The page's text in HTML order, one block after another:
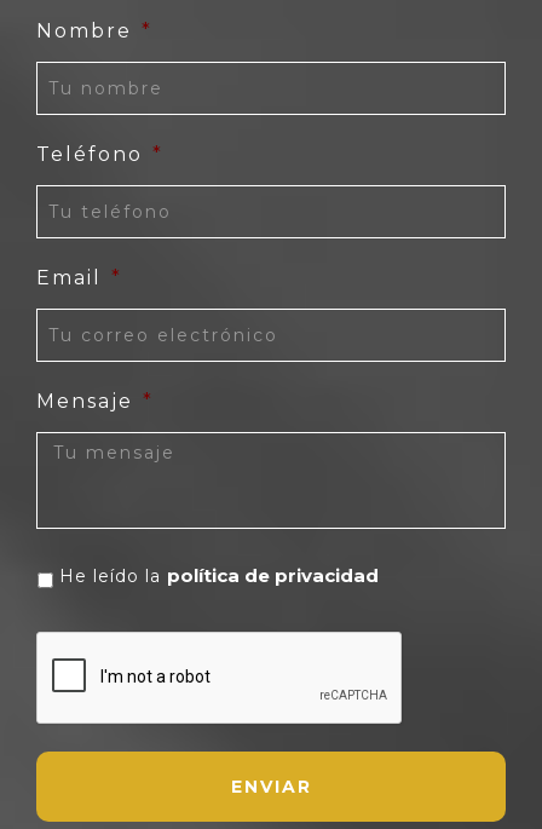
Nombre *
Teléfono *
Email *
Mensaje *
He leído la política de privacidad